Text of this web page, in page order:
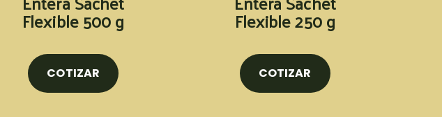
Flexible 500 g
COTIZAR
Flexible 250 g
COTIZAR